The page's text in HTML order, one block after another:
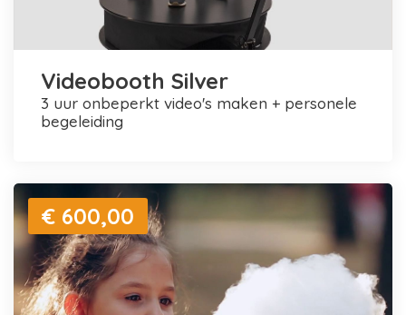
Videobooth Silver
3 uur onbeperkt video's maken + personele
begeleiding
€ 600,00